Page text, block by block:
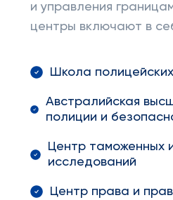
и управления
центры включают в
Школа
Австралийская
полиции и
Центр таможенных
исследований
Центр права и